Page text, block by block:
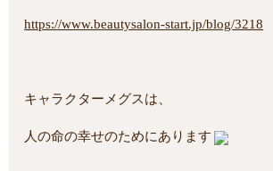
https://www.beautysalon-start.jp/blog/3218
キャラクターメグスは、
人の命の幸せのためにあります